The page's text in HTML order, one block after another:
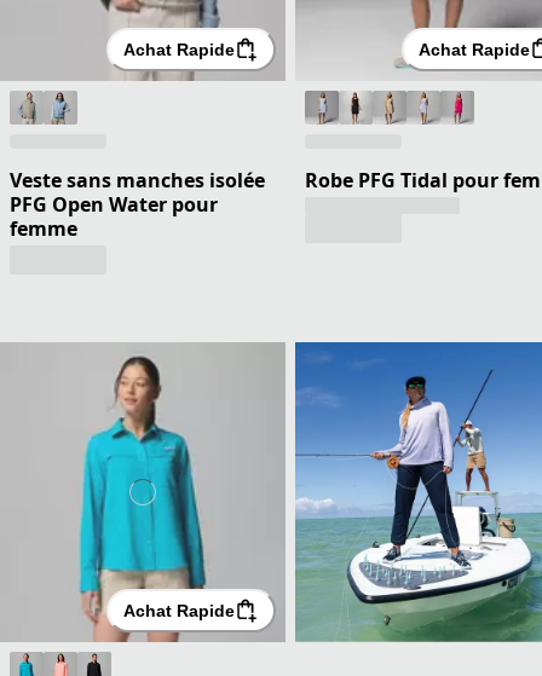
Achat Rapide
Veste sans manches isolée
PFG Open Water pour
femme
Achat Rapide
Robe PFG Tidal pour
Achat Rapide